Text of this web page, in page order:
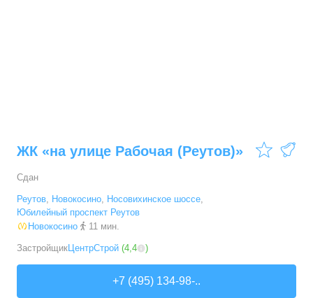
ЖК «на улице Рабочая (Реутов)»
Сдан
Реутов, Новокосино, Носовихинское шоссе,
Юбилейный проспект Реутов
Новокосино
11 мин.
ЗастройщикЦентрСтрой (4,4 )
+7 (495) 134-98-..